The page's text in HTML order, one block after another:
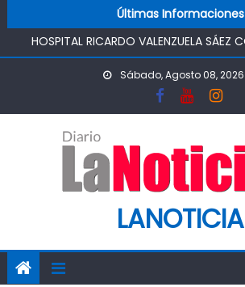
Últimas Informaciones
HOSPITAL RICARDO VALENZUELA SÁEZ
SEMANA MUNDIAL DE LA LACTANCIA
PROMOVIENDO UN COMIENZO DE VIDA
CONSTRUCCIÓN DE POZO DEL SSR
FORTALECERA EL ABASTECIMIENTO DE
MINISTRO DE AGRICULTURA REALIZA
REGIONES PARA MONITOREAR EFECTOS
FRONTAL Y APOYAR AL SECTOR
PASO PEHUENCHE AVANZA COMO
ESTRATÉGICA A LOS LIBERTADORES
SIGUEN LOS CIERRES DE PROSTÍBULOS
RANCAGUA: NUEVO OPERATIVO DEJA UN
Sábado, Agosto 08, 2026
LANOTICIA